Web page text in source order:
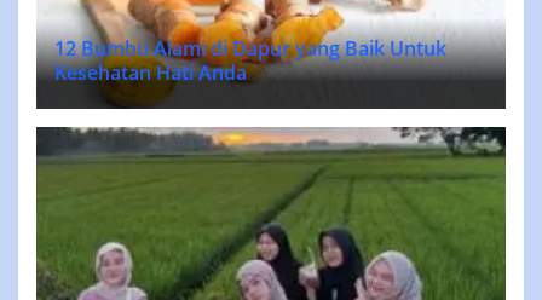
12 Bumbu Alami di Dapur yang Baik Untuk
Kesehatan Hati Anda